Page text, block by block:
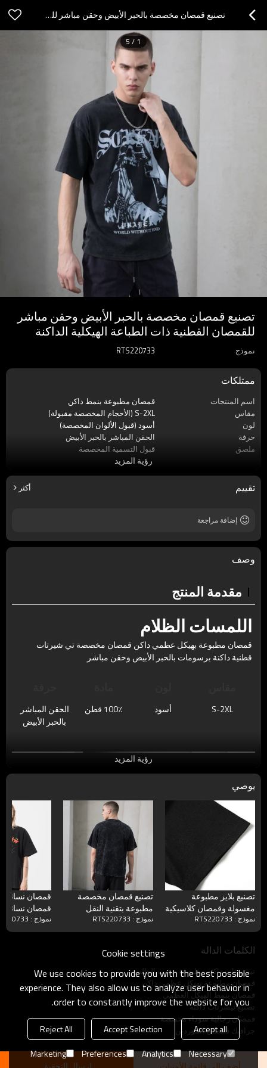
تصنيع قمصان مخصصة بالحبر الأبيض وحقن مباشر للقمصان القطنية ذات الطباعة الهيكلية الداكنة
1
/
5
تصنيع قمصان مخصصة بالحبر الأبيض وحقن مباشر
للقمصان القطنية ذات الطباعة الهيكلية الداكنة
نموذج RTS220733
ممتلكات
اسم المنتجات
قمصان مطبوعة بنمط داكن
مقاس
S-2XL (الأحجام المخصصة مقبولة)
لون
أسود (قبول الألوان المخصصة)
حرفة
الحقن المباشر بالحبر الأبيض
ملصق
قبول التسمية المخصصة
صيف
مادة
100٪ قطن
كم
رؤية المزيد
تقييم أكثر
إضافة مراجعة
وصف
مقدمة المنتج
اللمسات الظلام
قمصان مطبوعة بهيكل عظمي داكن قمصان مخصصة تي شيرتات
قطنية داكنة برسومات بالحبر الأبيض وحقن مباشر
S-2XL أسود 100٪ قطن
الحقن المباشر
بالحبر الأبيض
رؤية المزيد
يوصي
تصنيع بلايز مطبوعة
مغسولة وقمصان كلاسيكية
قطنية داكنة كبيرة الحجم
نموذج : RTS220733
تصنيع قمصان مخصصة
مطبوعة بتقنية النقل
الحراري، قمصان قطنية
داكنة ذات رسومات
نموذج : RTS220733
قمصان
قمصان نسائية
اللون مطبوعة
عظمي
نموذج : RTS220733
الكلمات الدالة
تيشيرتات داكنة مطبوعة حسب الطلب
قمصان مطبوعة بهيكل عظمي داكن
قمصان بنمط الهيكل العظمي
تصنيع تيشرتات داكنة
قمصان رجالية سوداء مخصصة
جرافيك قمصان الموردين
Cookie settings
We use cookies to provide you with the best possible
experience. They also allow us to analyze user behavior in
order to constantly improve the website for you.
Accept all
Accept Selection
Reject All
Necessary
Analytics
Preferences
Marketing